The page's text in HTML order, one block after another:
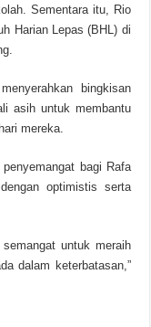
Sementara itu, Rio
Harian Lepas (BHL) di
bingkisan
asih untuk membantu
mereka.
bagi Rafa
optimistis serta
untuk meraih
dalam keterbatasan,”